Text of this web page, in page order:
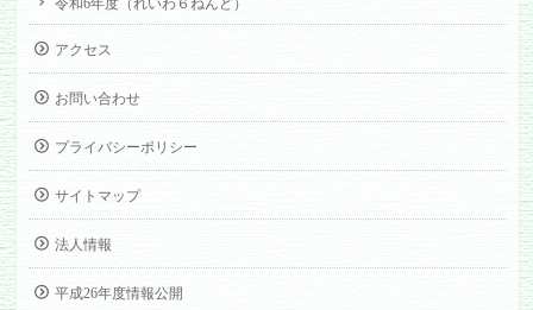
令和6年度（れいわ６ねんど）
アクセス
お問い合わせ
プライバシーポリシー
サイトマップ
法人情報
平成26年度情報公開